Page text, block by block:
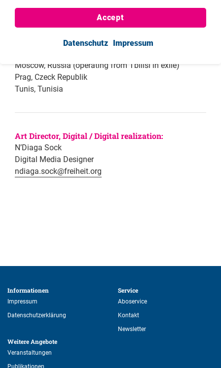
Johannesburg, South Africa
Kuala Lumpur, Malaysia
Kyiv, Ukraine
Manila, Philippines
Moscow, Russia (operating from Tbilisi in exile)
Prag, Czeck Republik
Tunis, Tunisia
Art Director, Digital / Digital realization:
N’Diaga Sock
Digital Media Designer
ndiaga.sock@freiheit.org
Informationen
Impressum
Datenschutzerklärung
Weitere Angebote
Veranstaltungen
Service
Aboservice
Kontakt
Newsletter
Accept
Datenschutz Impressum